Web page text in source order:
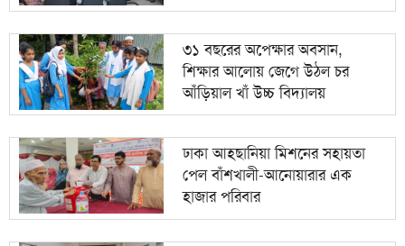
৩১ বছরের অপেক্ষার অবসান,
শিক্ষার আলোয় জেগে উঠল চর
আঁড়িয়াল খাঁ উচ্চ বিদ্যালয়
ঢাকা আহ্ছানিয়া মিশনের সহায়তা
পেল বাঁশখালী-আনোয়ারার এক
হাজার পরিবার